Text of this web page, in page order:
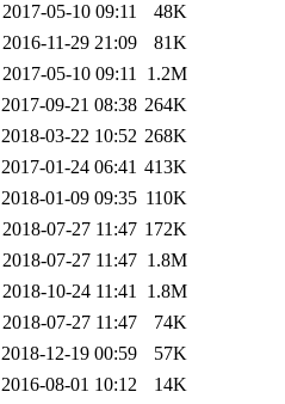
2017-05-10 09:11
48K
2016-11-29 21:09
81K
2017-05-10 09:11 1.2M
2017-09-21 08:38 264K
2018-03-22 10:52 268K
2017-01-24 06:41 413K
2018-01-09 09:35 110K
2018-07-27 11:47 172K
2018-07-27 11:47 1.8M
2018-10-24 11:41 1.8M
2018-07-27 11:47
74K
2018-12-19 00:59
57K
2016-08-01 10:12
14K